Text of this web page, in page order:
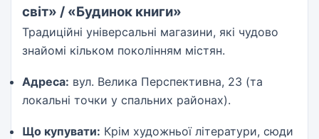
світ» / «Будинок книги»
Традиційні універсальні магазини, які чудово
знайомі кільком поколінням містян.
Адреса: вул. Велика Перспективна, 23 (та
локальні точки у спальних районах).
Що купувати: Крім художньої літератури, сюди